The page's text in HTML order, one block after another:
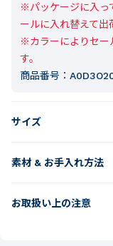
※パッケージに入っ
ールに入れ替えて出
※カラーによりセー
す。
商品番号：
サイズ
素材 & お手入れ方法
お取扱い上の注意